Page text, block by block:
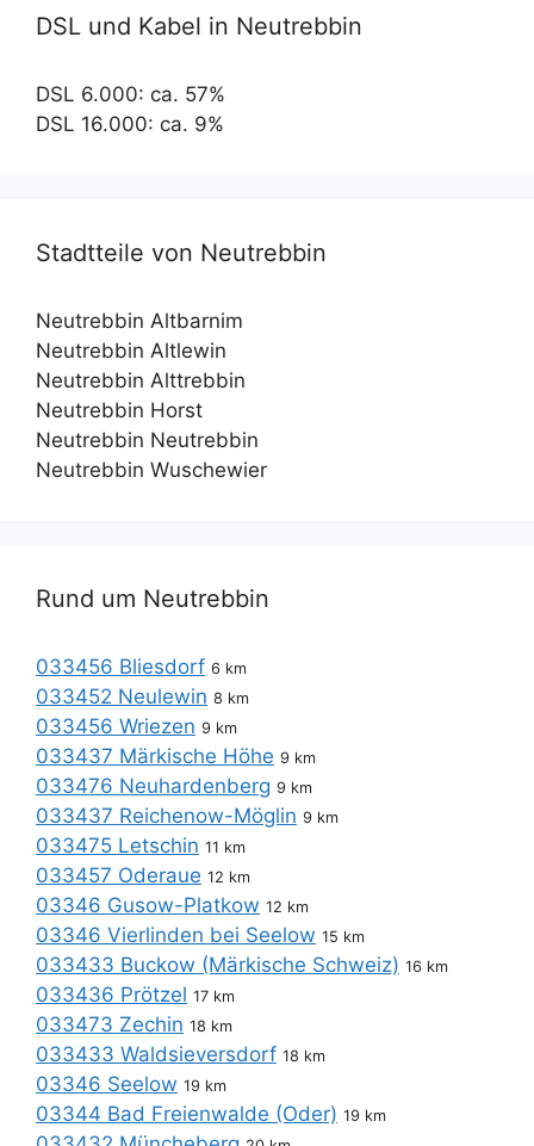
DSL und Kabel in Neutrebbin
DSL 6.000: ca. 57%
DSL 16.000: ca. 9%
Stadtteile von Neutrebbin
Neutrebbin Altbarnim
Neutrebbin Altlewin
Neutrebbin Alttrebbin
Neutrebbin Horst
Neutrebbin Neutrebbin
Neutrebbin Wuschewier
Rund um Neutrebbin
033456 Bliesdorf 6 km
033452 Neulewin 8 km
033456 Wriezen 9 km
033437 Märkische Höhe 9 km
033476 Neuhardenberg 9 km
033437 Reichenow-Möglin 9 km
033475 Letschin 11 km
033457 Oderaue 12 km
03346 Gusow-Platkow 12 km
03346 Vierlinden bei Seelow 15 km
033433 Buckow (Märkische Schweiz) 16 km
033436 Prötzel 17 km
033473 Zechin 18 km
033433 Waldsieversdorf 18 km
03346 Seelow 19 km
03344 Bad Freienwalde (Oder) 19 km